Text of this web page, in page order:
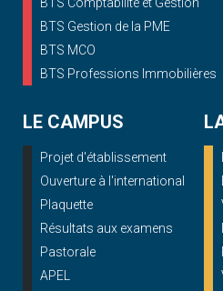
BTS Gestion de la PME
BTS MCO
BTS Professions Immobilières
LE CAMPUS
Projet d'établissement
Ouverture à l'international
Plaquette
Résultats aux examens
Pastorale
APEL